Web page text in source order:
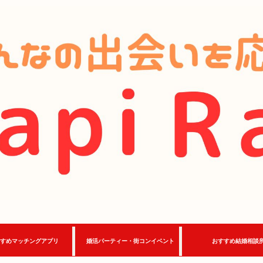
めマッチングアプリ 婚活パーティー・街コンイベント おすすめ結婚相談